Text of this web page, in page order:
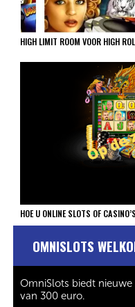
HIGH LIMIT ROOM VOOR HIGH
HOE U ONLINE SLOTS OF
OMNISLOTS
OmniSlots biedt
van 300 euro.